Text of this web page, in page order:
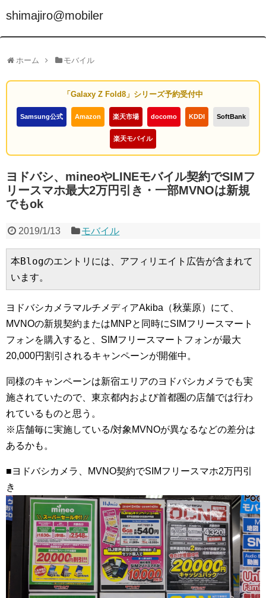
shimajiro@mobiler
ホーム モバイル
「Galaxy Z Fold8」シリーズ予約受付中
Samsung公式 Amazon 楽天市場 docomo KDDI SoftBank
楽天モバイル
ヨドバシ、mineoやLINEモバイル契約でSIMフ
リースマホ最大2万円引き・一部MVNOは新規
でもok
2019/1/13 モバイル
本Blogのエントリには、アフィリエイト広告が含まれて
います。
ヨドバシカメラマルチメディアAkiba（秋葉原）にて、
MVNOの新規契約またはMNPと同時にSIMフリースマート
フォンを購入すると、SIMフリースマートフォンが最大
20,000円割引されるキャンペーンが開催中。
同様のキャンペーンは新宿エリアのヨドバシカメラでも実
施されていたので、東京都内および首都圏の店舗では行わ
れているものと思う。
※店舗毎に実施している/対象MVNOが異なるなどの差分は
あるかも。
■ヨドバシカメラ、MVNO契約でSIMフリースマホ2万円引
き